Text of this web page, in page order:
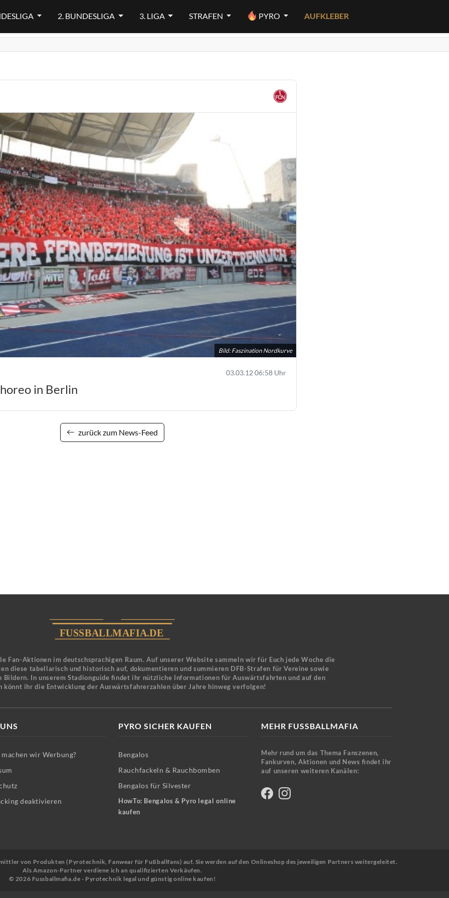
2. BUNDESLIGA 3. LIGA STRAFEN PYRO AUFKLEBER
Bild: Faszination Nordkurve
03.03.12 06:58 Uhr
in Berlin
zurück zum News-Feed
Fan-Aktionen im deutschsprachigen Raum. Auf unserer Website sammeln wir für Euch jede Woche die
diese tabellarisch und historisch auf, dokumentieren und summieren DFB-Strafen für Vereine sowie
Bildern. In unserem Stadionguide findet ihr nützliche Informationen für Auswärtsfahrten und auf den
könnt ihr die Entwicklung der Auswärtsfahrerzahlen über Jahre hinweg verfolgen!
wir Werbung?
deaktivieren
PYRO SICHER KAUFEN
Bengalos
Rauchfackeln & Rauchbomben
Bengalos für Silvester
HowTo: Bengalos & Pyro legal online
kaufen
MEHR FUSSBALLMAFIA
Mehr rund um das Thema Fanszenen,
Fankurven, Aktionen und News findet ihr
auf unseren weiteren Kanälen:
von Produkten (Pyrotechnik, Fanwear für Fußballfans) auf. Sie werden auf den Onlineshop des jeweiligen Partners weitergeleitet.
Als Amazon-Partner verdiene ich an qualifizierten Verkäufen.
© 2026 Fussballmafia.de - Pyrotechnik legal und günstig online kaufen!